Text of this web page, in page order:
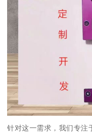
针对这一需求，我们专注